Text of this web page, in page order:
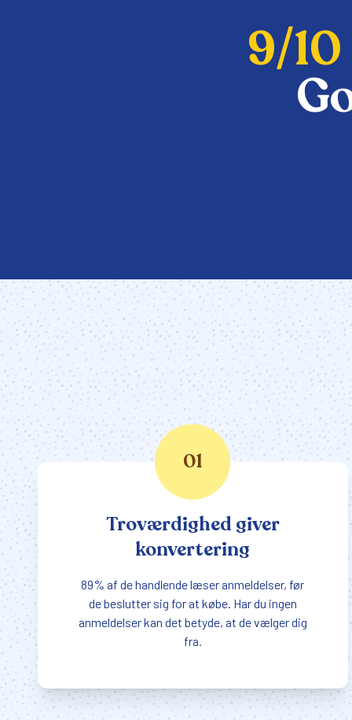
9/10
01
Troværdighed giver
konvertering
89% af de handlende læser anmeldelser, før
de beslutter sig for at købe. Har du ingen
anmeldelser kan det betyde, at de vælger dig
fra.